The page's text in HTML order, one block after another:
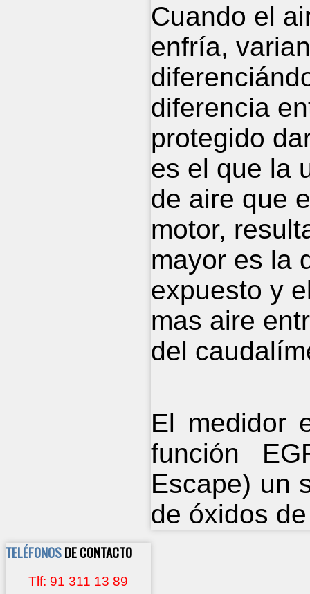
Cuando el
enfría,
diferencia
protegido
es el que la
de aire que
motor,
mayor es la
expuesto y
mas aire
del
El medidor
función
Escape) un
de óxidos
TELÉFONOSDE CONTACTO
Tlf: 91 311 13 89